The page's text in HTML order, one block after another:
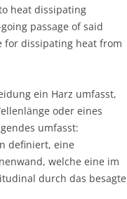
heat dissipating
passage of said
for dissipating heat from
ein Harz umfasst,
oder eines
umfasst:
definiert, eine
welche eine im
durch das besagte